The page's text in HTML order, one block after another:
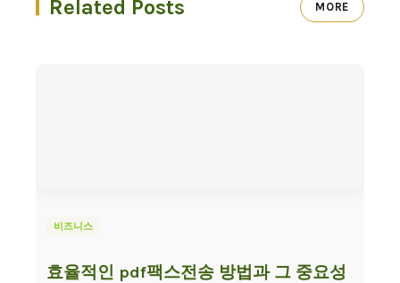
Related Posts MORE
비즈니스
효율적인 pdf팩스전송 방법과 그 중요성